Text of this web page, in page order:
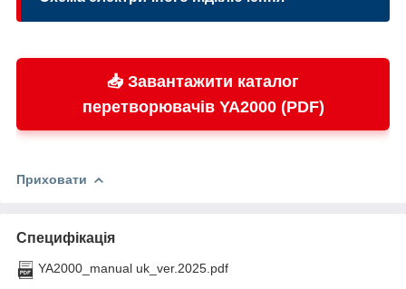
📥 Завантажити каталог
перетворювачів YA2000 (PDF)
Приховати
Специфікація
YA2000_manual uk_ver.2025.pdf